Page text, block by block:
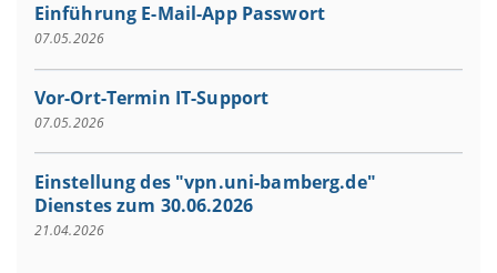
Einführung E-Mail-App Passwort
07.05.2026
Vor-Ort-Termin IT-Support
07.05.2026
Einstellung des "vpn.uni-bamberg.de"
Dienstes zum 30.06.2026
21.04.2026